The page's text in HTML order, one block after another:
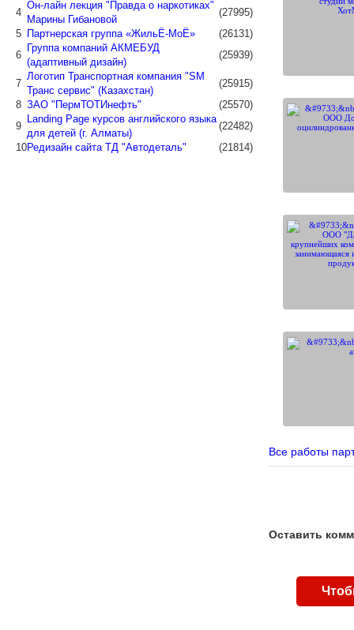
4
Он-лайн лекция "Правда о наркотиках"
Марины Гибановой
(27995)
5 Партнерская группа «ЖильЁ-МоЁ»
(26131)
6
Группа компаний АКМЕБУД
(адаптивный дизайн)
(25939)
7
Логотип Транспортная компания "SM
Транс сервис" (Казахстан)
(25915)
8 ЗАО "ПермТОТИнефть"
(25570)
9
Landing Page курсов английского языка
для детей (г. Алматы)
(22482)
10Редизайн сайта ТД "Автодеталь" (21814)
Все работы
Оставить